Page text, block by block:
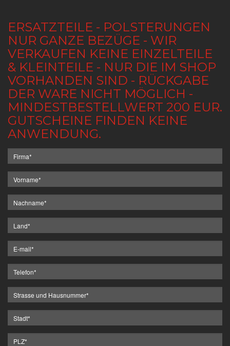
ERSATZTEILE - POLSTERUNGEN
NUR GANZE BEZÜGE - WIR
VERKAUFEN KEINE EINZELTEILE
& KLEINTEILE - NUR DIE IM SHOP
VORHANDEN SIND - RÜCKGABE
DER WARE NICHT MÖGLICH -
MINDESTBESTELLWERT 200 EUR.
GUTSCHEINE FINDEN KEINE
ANWENDUNG.